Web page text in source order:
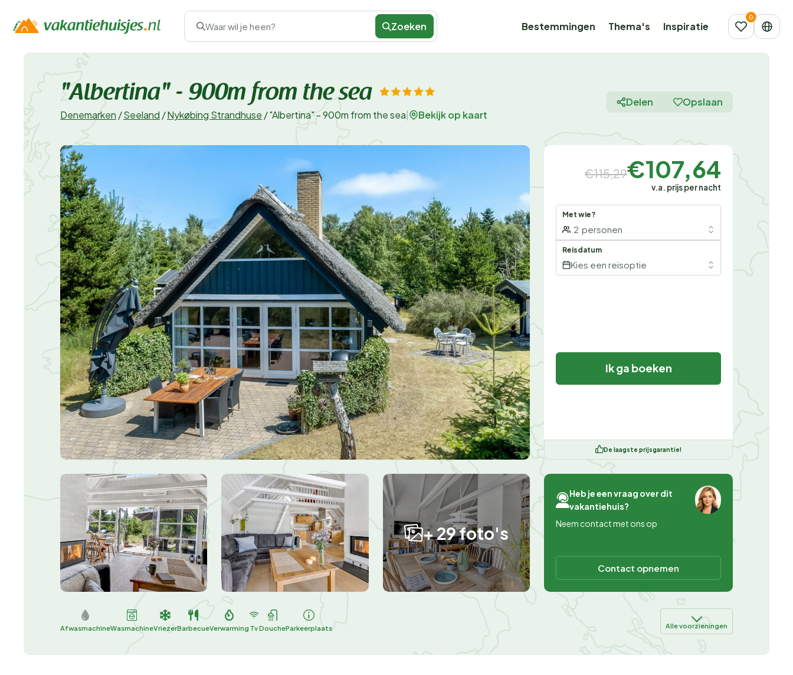
Waar wil je heen? Zoeken Bestemmingen Thema's Inspiratie
"Albertina" - 900m from the sea
Denemarken /Seeland /Nykøbing Strandhuse /"Albertina" - 900m from the sea Bekijk op kaart
Delen Opslaan
+ 29 foto's
€115,29€107,64
v.a. prijs per nacht
Met wie?
2 personen
Reisdatum
Kies een reisoptie
Ik ga boeken
De laagste prijsgarantie!
Heb je een vraag over dit
vakantiehuis?
Neem contact met ons op
Contact opnemen
AfwasmachineWasmachineVriezerBarbecueVerwarming TvDoucheParkeerplaats Alle voorzieningen